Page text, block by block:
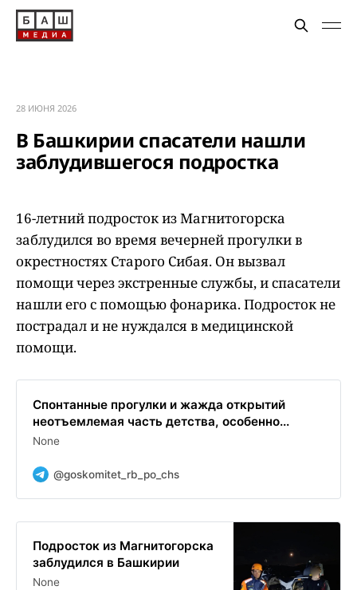
28 ИЮНЯ 2026
В Башкирии спасатели нашли
заблудившегося подростка
16-летний подросток из Магнитогорска
заблудился во время вечерней прогулки в
окрестностях Старого Сибая. Он вызвал
помощи через экстренные службы, и спасатели
нашли его с помощью фонарика. Подросток не
пострадал и не нуждался в медицинской
помощи.
Спонтанные прогулки и жажда открытий
неотъемлемая часть детства, особенно...
None
@goskomitet_rb_po_chs
Подросток из Магнитогорска
заблудился в Башкирии
None